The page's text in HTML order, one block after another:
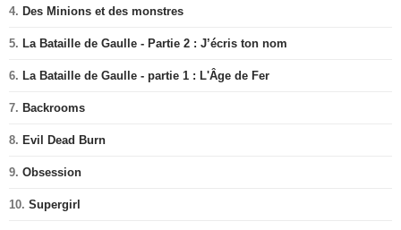
4. Des Minions et des monstres
5. La Bataille de Gaulle - Partie 2 : J’écris ton nom
6. La Bataille de Gaulle - partie 1 : L'Âge de Fer
7. Backrooms
8. Evil Dead Burn
9. Obsession
10. Supergirl